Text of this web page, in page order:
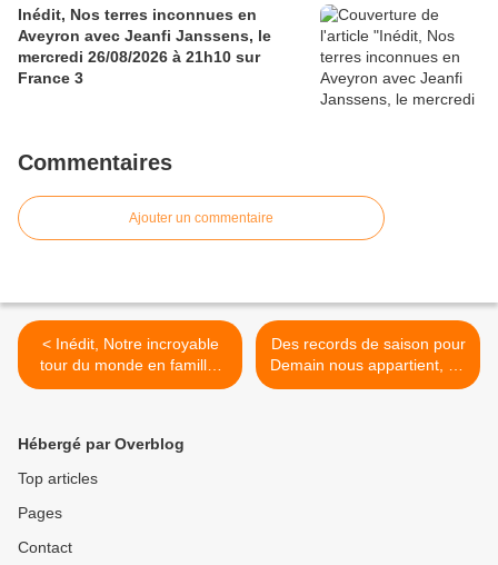
Inédit, Nos terres inconnues en
Aveyron avec Jeanfi Janssens, le
mercredi 26/08/2026 à 21h10 sur
France 3
Commentaires
Ajouter un commentaire
< Inédit, Notre incroyable
tour du monde en famille,
ce soir à 21h05 sur TFX
Des records de saison pour
Demain nous appartient, Le
19/20 national et 28
Hébergé par Overblog
Top articles
Pages
Contact